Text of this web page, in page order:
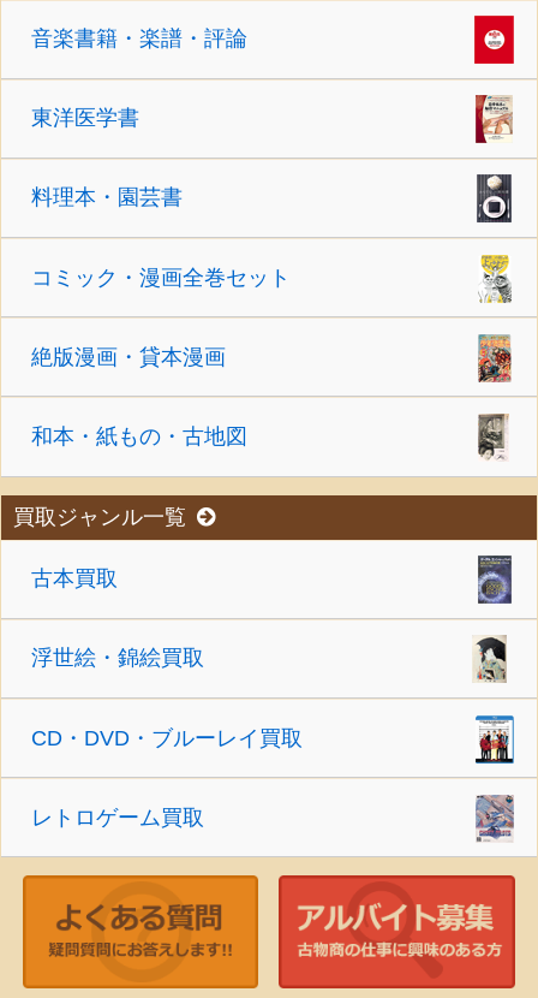
音楽書籍・楽譜・評論
東洋医学書
料理本・園芸書
コミック・漫画全巻セット
絶版漫画・貸本漫画
和本・紙もの・古地図
買取ジャンル一覧
古本買取
浮世絵・錦絵買取
CD・DVD・ブルーレイ買取
レトロゲーム買取